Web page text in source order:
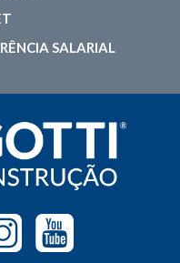
SALARIAL
InstagramYoutube